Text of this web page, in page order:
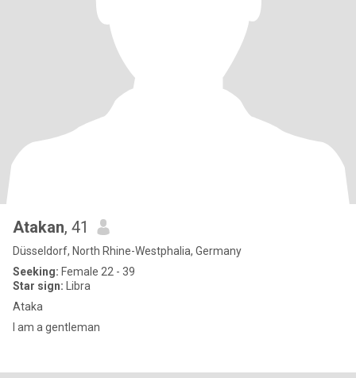
Atakan, 41
Düsseldorf, North Rhine-Westphalia, Germany
Seeking: Female 22 - 39
Star sign: Libra
Ataka
I am a gentleman